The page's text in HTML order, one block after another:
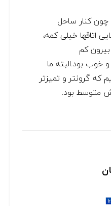
کنار ساحل
اتاقها خیلی کمه،
کم
بود.البته ما
که گرونتر و تمیزتر
متوسط بود.